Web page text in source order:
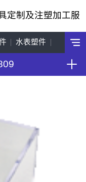
定制及注塑加工服
水表塑件